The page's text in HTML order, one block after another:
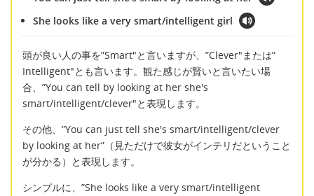
She looks like a very smart/intelligent girl
頭が良い人の事を”Smart"と言いますが、”Clever"または”
Intelligent"とも言います。観た感じが賢いと言いたい場
合、”You can tell by looking at her she's
smart/intelligent/clever"と表現します。
その他、”You can just tell she's smart/intelligent/clever
by looking at her”（見ただけで彼女がインテリだということ
が分かる）と表現します。
シンプルに、”She looks like a very smart/intelligent